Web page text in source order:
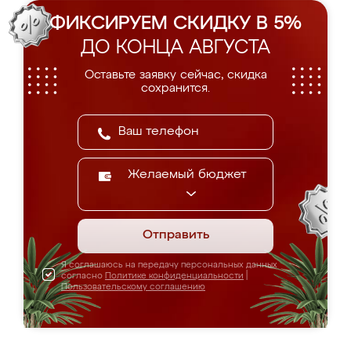
ФИКСИРУЕМ СКИДКУ В 5%
ДО КОНЦА АВГУСТА
Оставьте заявку сейчас, скидка
сохранится.
Желаемый бюджет
Отправить
Я соглашаюсь на передачу персональных данных
согласно Политике конфиденциальности
Пользовательскому соглашению